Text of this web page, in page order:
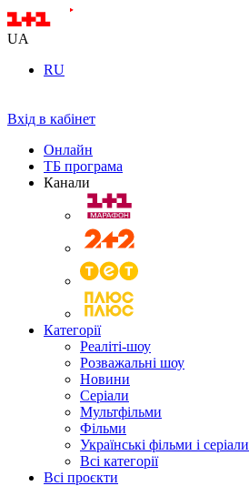
UA
RU
Вхід в кабінет
Онлайн
ТБ програма
Канали
Категорії
Реаліті-шоу
Розважальні шоу
Новини
Серіали
Мультфільми
Фільми
Українські фільми і серіали
Всі категорії
Всі проєкти